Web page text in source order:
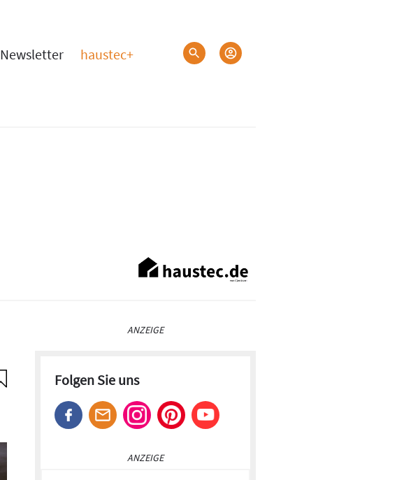
Newsletter haustec+
ANZEIGE
Folgen Sie uns
ANZEIGE